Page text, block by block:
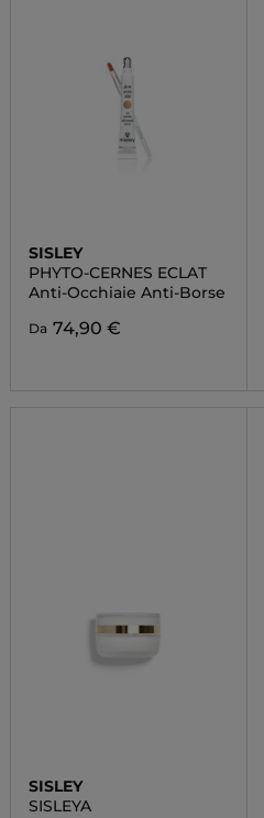
SISLEY
PHYTO-CERNES ECLAT
Anti-Occhiaie Anti-Borse
Da 74,90 €
SISLEY
SISLEYA